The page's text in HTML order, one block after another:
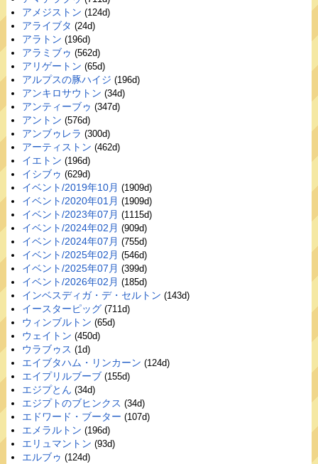
アメジストン (124d)
アライブタ (24d)
アラトン (196d)
アラミブゥ (562d)
アリゲートン (65d)
アルプスの豚ハイジ (196d)
アンキロサウトン (34d)
アンティーブゥ (347d)
アントン (576d)
アンブゥレラ (300d)
アーティストン (462d)
イエトン (196d)
イシブゥ (629d)
イベント/2019年10月 (1909d)
イベント/2020年01月 (1909d)
イベント/2023年07月 (1115d)
イベント/2024年02月 (909d)
イベント/2024年07月 (755d)
イベント/2025年02月 (546d)
イベント/2025年07月 (399d)
イベント/2026年02月 (185d)
インベスディガ・デ・セルトン (143d)
イースターピッグ(711d)
ウィンブルトン (65d)
ウェイトン (450d)
ウラブゥス (1d)
エイブタハム・リンカーン (124d)
エイプリルブーブ (155d)
エジプとん (34d)
エジプトのブヒンクス (34d)
エドワード・ブーター (107d)
エメラルトン (196d)
エリュマントン (93d)
エルブゥ (124d)